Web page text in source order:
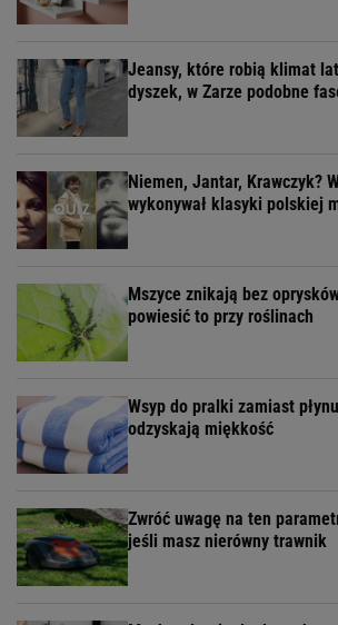
Jeansy, które robią klimat
dyszek, w Zarze podobne
Niemen, Jantar, Krawczyk?
wykonywał klasyki polskiej
Mszyce znikają bez
powiesić to przy roślinach
Wsyp do pralki zamiast
odzyskają miękkość
Zwróć uwagę na ten
jeśli masz nierówny trawnik